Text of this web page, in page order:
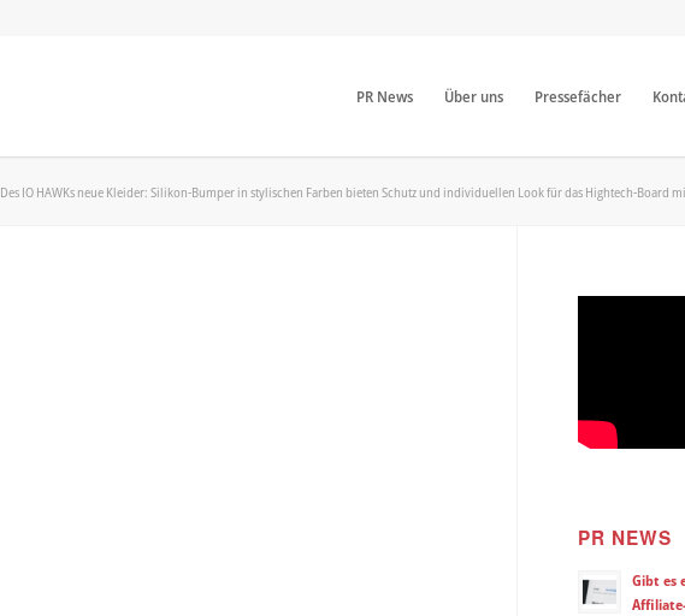
PR News Über uns Pressefächer
Des IO HAWKs neue Kleider: Silikon-Bumper in stylischen Farben bieten Schutz und individuellen Look für das Hightech-Board
PR NEWS
Gibt es